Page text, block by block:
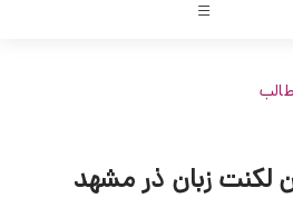
لکنت زبان ذر مشهد